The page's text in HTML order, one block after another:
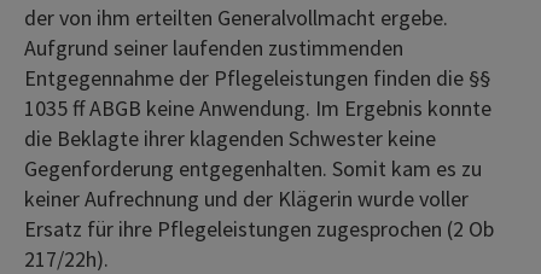
der von ihm erteilten Generalvollmacht ergebe.
Aufgrund seiner laufenden zustimmenden
Entgegennahme der Pflegeleistungen finden die §§
1035 ff ABGB keine Anwendung. Im Ergebnis konnte
die Beklagte ihrer klagenden Schwester keine
Gegenforderung entgegenhalten. Somit kam es zu
keiner Aufrechnung und der Klägerin wurde voller
Ersatz für ihre Pflegeleistungen zugesprochen (2 Ob
217/22h).